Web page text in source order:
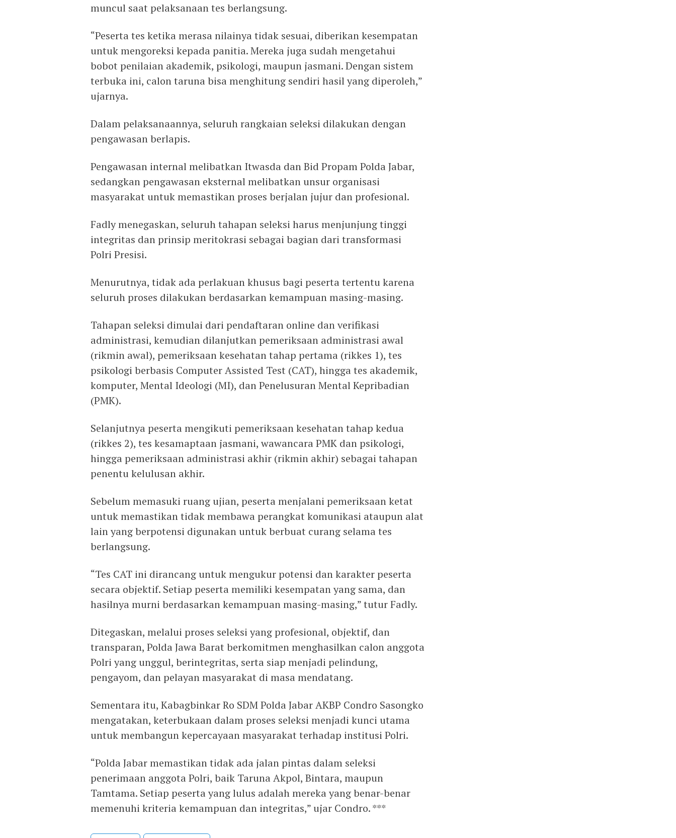
muncul saat pelaksanaan tes berlangsung.
“Peserta tes ketika merasa nilainya tidak sesuai, diberikan kesempatan
untuk mengoreksi kepada panitia. Mereka juga sudah mengetahui
bobot penilaian akademik, psikologi, maupun jasmani. Dengan sistem
terbuka ini, calon taruna bisa menghitung sendiri hasil yang diperoleh,”
ujarnya.
Dalam pelaksanaannya, seluruh rangkaian seleksi dilakukan dengan
pengawasan berlapis.
Pengawasan internal melibatkan Itwasda dan Bid Propam Polda Jabar,
sedangkan pengawasan eksternal melibatkan unsur organisasi
masyarakat untuk memastikan proses berjalan jujur dan profesional.
Fadly menegaskan, seluruh tahapan seleksi harus menjunjung tinggi
integritas dan prinsip meritokrasi sebagai bagian dari transformasi
Polri Presisi.
Menurutnya, tidak ada perlakuan khusus bagi peserta tertentu karena
seluruh proses dilakukan berdasarkan kemampuan masing-masing.
Tahapan seleksi dimulai dari pendaftaran online dan verifikasi
administrasi, kemudian dilanjutkan pemeriksaan administrasi awal
(rikmin awal), pemeriksaan kesehatan tahap pertama (rikkes 1), tes
psikologi berbasis Computer Assisted Test (CAT), hingga tes akademik,
komputer, Mental Ideologi (MI), dan Penelusuran Mental Kepribadian
(PMK).
Selanjutnya peserta mengikuti pemeriksaan kesehatan tahap kedua
(rikkes 2), tes kesamaptaan jasmani, wawancara PMK dan psikologi,
hingga pemeriksaan administrasi akhir (rikmin akhir) sebagai tahapan
penentu kelulusan akhir.
Sebelum memasuki ruang ujian, peserta menjalani pemeriksaan ketat
untuk memastikan tidak membawa perangkat komunikasi ataupun alat
lain yang berpotensi digunakan untuk berbuat curang selama tes
berlangsung.
“Tes CAT ini dirancang untuk mengukur potensi dan karakter peserta
secara objektif. Setiap peserta memiliki kesempatan yang sama, dan
hasilnya murni berdasarkan kemampuan masing-masing,” tutur Fadly.
Ditegaskan, melalui proses seleksi yang profesional, objektif, dan
transparan, Polda Jawa Barat berkomitmen menghasilkan calon anggota
Polri yang unggul, berintegritas, serta siap menjadi pelindung,
pengayom, dan pelayan masyarakat di masa mendatang.
Sementara itu, Kabagbinkar Ro SDM Polda Jabar AKBP Condro Sasongko
mengatakan, keterbukaan dalam proses seleksi menjadi kunci utama
untuk membangun kepercayaan masyarakat terhadap institusi Polri.
“Polda Jabar memastikan tidak ada jalan pintas dalam seleksi
penerimaan anggota Polri, baik Taruna Akpol, Bintara, maupun
Tamtama. Setiap peserta yang lulus adalah mereka yang benar-benar
memenuhi kriteria kemampuan dan integritas,” ujar Condro. ***